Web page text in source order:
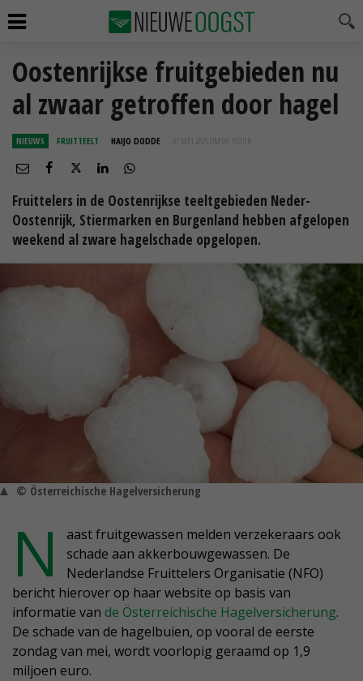
Oostenrijkse fruitgebieden nu
al zwaar getroffen door hagel
NIEUWS FRUITTEELT HAIJO DODDE 07 MEI 2025 OM 09:15
Fruittelers in de Oostenrijkse teeltgebieden Neder-
Oostenrijk, Stiermarken en Burgenland hebben afgelopen
weekend al zware hagelschade opgelopen.
© Österreichische Hagelversicherung
N
aast fruitgewassen melden verzekeraars ook
schade aan akkerbouwgewassen. De
Nederlandse Fruittelers Organisatie (NFO)
bericht hierover op haar website op basis van
informatie van de Österreichische Hagelversicherung.
De schade van de hagelbuien, op vooral de eerste
zondag van mei, wordt voorlopig geraamd op 1,9
miljoen euro.